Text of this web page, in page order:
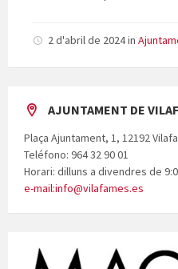
2 d'abril de 2024in
AJUNTAMENT DE
Plaça Ajuntament, 1, 12192
Teléfono: 964 32 90 01
Horari: dilluns a divendres de
e-mail:info@vilafames.es